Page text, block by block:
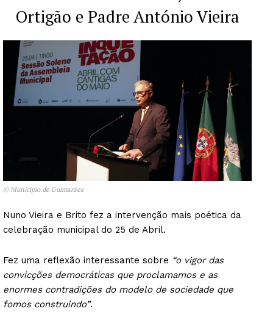
Institucional
Artigos
Edição Digital
Europa
Quero ser Assinante
Ortigão e Padre António Vieira
© Município de Guimarães
Nuno Vieira e Brito fez a intervenção mais poética da
celebração municipal do 25 de Abril.
Fez uma reflexão interessante sobre “o vigor das
convicções democráticas que proclamamos e as
enormes contradições do modelo de sociedade que
fomos construindo”.